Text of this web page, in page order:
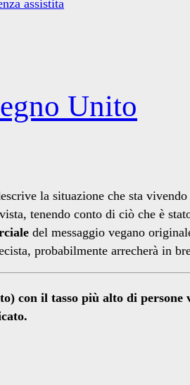
assistita
Unito
la situazione che sta
tenendo conto di ciò che è
del messaggio vegano
probabilmente arrecherà in
con il tasso più alto di persone